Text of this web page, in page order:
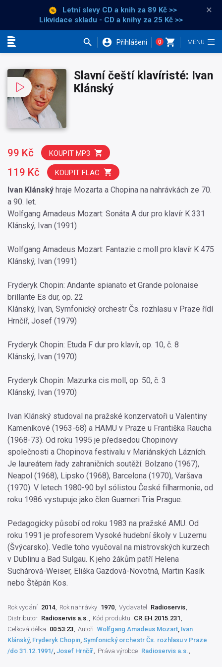
Letní slevy CD a knih za 89 Kč >>
Likvidace skladu - CD a knihy za 25 Kč >>
×
Přihlášení 0
Slavní čeští klavíristé: Ivan
Klánský
Ivan Klánský hraje Mozarta a Chopina na nahrávkách ze 70.
a 90. let.
Wolfgang Amadeus Mozart: Sonáta A dur pro klavír K 331
Klánský, Ivan (1991)
Wolfgang Amadeus Mozart: Fantazie c moll pro klavír K 475
Klánský, Ivan (1991)
Fryderyk Chopin: Andante spianato et Grande polonaise
brillante Es dur, op. 22
Klánský, Ivan, Symfonický orchestr Čs. rozhlasu v Praze řídí
Hrnčíř, Josef (1979)
Fryderyk Chopin: Etuda F dur pro klavír, op. 10, č. 8
Klánský, Ivan (1970)
Fryderyk Chopin: Mazurka cis moll, op. 50, č. 3
Klánský, Ivan (1970)
Ivan Klánský studoval na pražské konzervatoři u Valentiny
Kameníkové (1963-68) a HAMU v Praze u Františka Raucha
(1968-73). Od roku 1995 je předsedou Chopinovy
společnosti a Chopinova festivalu v Mariánských Lázních.
Je laureátem řady zahraničních soutěží: Bolzano (1967),
Neapol (1968), Lipsko (1968), Barcelona (1970), Varšava
(1970). V letech 1980-90 byl sólistou České filharmonie, od
roku 1986 vystupuje jako člen Guarneri Tria Prague.
Pedagogicky působí od roku 1983 na pražské AMU. Od
roku 1991 je profesorem Vysoké hudební školy v Luzernu
(Švýcarsko). Vedle toho vyučoval na mistrovských kurzech
v Dublinu a Bad Sulgau. K jeho žákům patří Helena
Suchárová-Weiser, Eliška Gazdová-Novotná, Martin Kasík
nebo Štěpán Kos.
99 Kč KOUPIT MP3
119 Kč KOUPIT FLAC
Rok vydání 2014 Rok nahrávky 1970 Vydavatel
Radioservis
Distributor Radioservis a.s. Kód produktu CR.EH.2015.231
Celková délka 00:53:23 Autoři Wolfgang Amadeus Mozart, Ivan
Klánský, Fryderyk Chopin, Symfonický orchestr Čs. rozhlasu v Praze
/do 31.12.1991/, Josef Hrnčíř Práva výrobce Radioservis a.s.